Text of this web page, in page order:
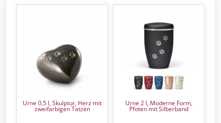
Urne 0,5 l, Skulptur, Herz mit
zweifarbigen Tatzen
Urne 2 l, Moderne Form,
Pfoten mit Silberband